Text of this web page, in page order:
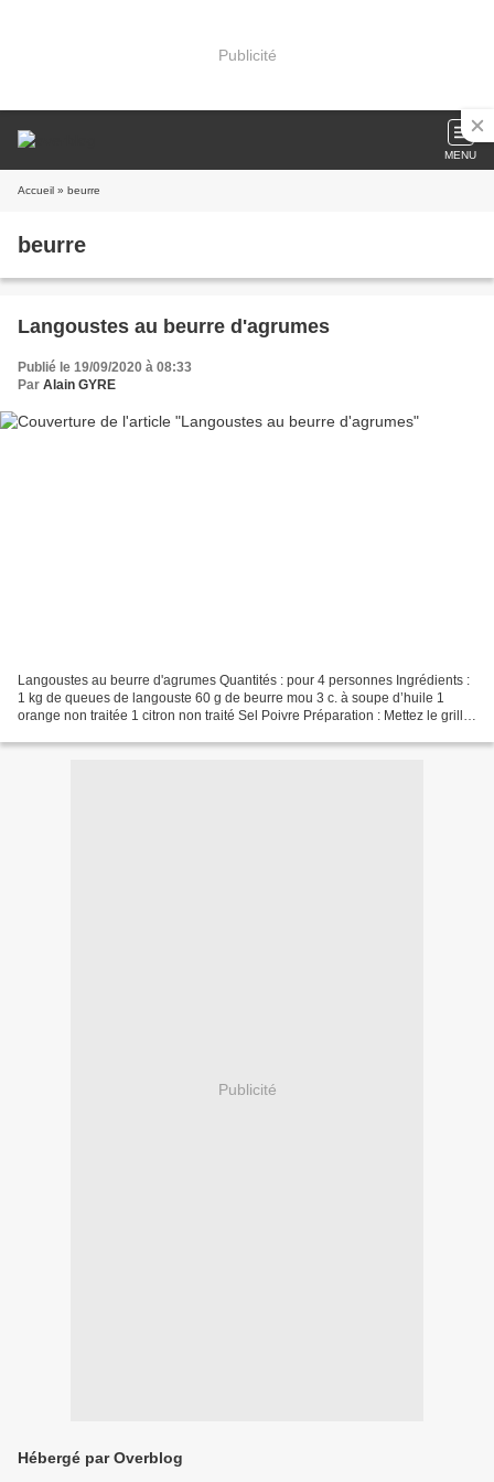
Publicité
MENU
Accueil » beurre
beurre
Langoustes au beurre d'agrumes
Publié le 19/09/2020 à 08:33
Par Alain GYRE
Langoustes au beurre d'agrumes Quantités : pour 4 personnes Ingrédients :
1 kg de queues de langouste 60 g de beurre mou 3 c. à soupe d’huile 1
orange non traitée 1 citron non traité Sel Poivre Préparation : Mettez le grill
Publicité
Hébergé par Overblog